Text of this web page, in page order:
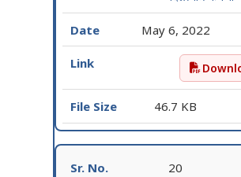
May 6, 2022
46.7 KB
20